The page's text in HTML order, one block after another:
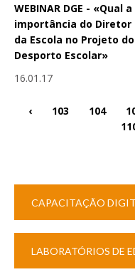
WEBINAR DGE - «Qual a
importância do Diretor
da Escola no Projeto do
Desporto Escolar»
16.01.17
‹ 103 104
CAPACITAÇÃO
LABORATÓRIOS DE